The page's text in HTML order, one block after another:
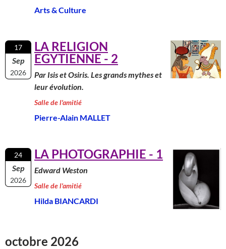
Arts & Culture
17
Sep
2026
LA RELIGION
EGYTIENNE - 2
Par Isis et Osiris. Les grands mythes et
leur évolution.
Salle de l'amitié
Pierre-Alain MALLET
24
Sep
2026
LA PHOTOGRAPHIE - 1
Edward Weston
Salle de l'amitié
Hilda BIANCARDI
octobre 2026